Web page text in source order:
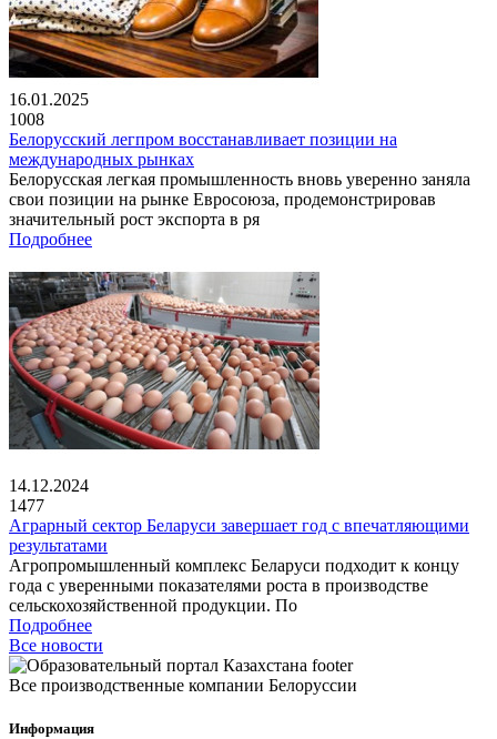
16.01.2025
1008
Белорусский легпром восстанавливает позиции на
международных рынках
Белорусская легкая промышленность вновь уверенно заняла
свои позиции на рынке Евросоюза, продемонстрировав
значительный рост экспорта в ря
Подробнее
14.12.2024
1477
Аграрный сектор Беларуси завершает год с впечатляющими
результатами
Агропромышленный комплекс Беларуси подходит к концу
года с уверенными показателями роста в производстве
сельскохозяйственной продукции. По
Подробнее
Все новости
Все производственные компании Белоруссии
Информация